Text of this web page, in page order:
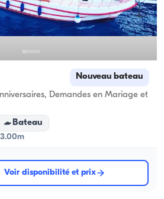
Nouveau bateau
Demandes en Mariage et
Bateau
Voir disponibilité et prix